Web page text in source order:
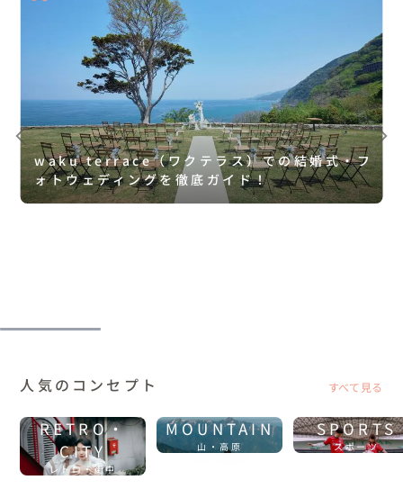
waku terrace（ワクテラス）での結婚式・フ
ォトウェディングを徹底ガイド！
人気のコンセプト すべて見る
RETRO・
CITY
レトロ・街中
MOUNTAIN
山・高原
SPORTS
スポーツ